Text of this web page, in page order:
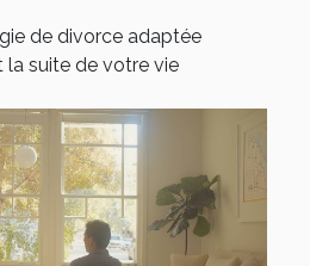
de divorce adaptée
suite de votre vie